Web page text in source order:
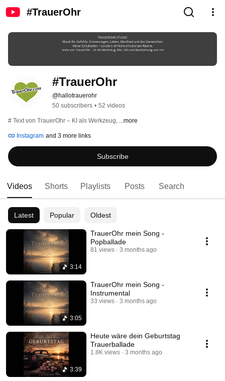
#TrauerOhr
#TrauerOhr
@hallotrauerohr
50 subscribers • 52 videos
# Text von TrauerOhr – KI als Werkzeug, ...more
Instagram and 3 more links
Subscribe
Videos Shorts Playlists Posts Search
Latest Popular Oldest
3:14
TrauerOhr mein Song -
Popballade
81 views 3 months ago
3:05
TrauerOhr mein Song -
Instrumental
33 views 3 months ago
3:39
Heute wäre dein Geburtstag
Trauerballade
1.8K views 3 months ago